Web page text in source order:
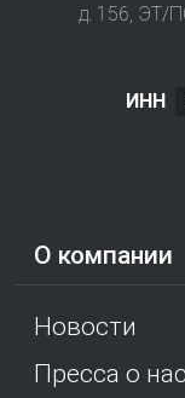
О компании
Новости
Пресса о нас
д. 156, ЭТ/
ИНН